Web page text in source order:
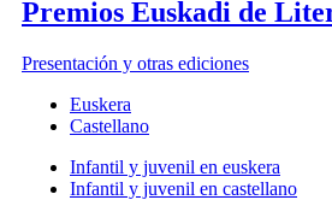
Premios Euskadi de
Presentación y otras ediciones
Euskera
Castellano
Infantil y juvenil en euskera
Infantil y juvenil en castellano